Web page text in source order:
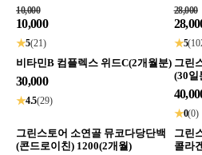
10,000
10,000
★5(21)
28,000
★5
비타민B 컴플렉스 위드C(2개월분)
30,000
★4.5(29)
그린
(30일
★0(0)
그린스토어 소연골 뮤코다당단백
(콘드로이친) 1200(2개월)
그린
콜라